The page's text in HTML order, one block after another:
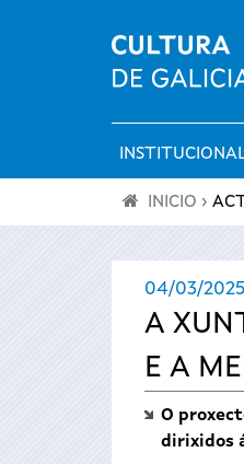
Menú
principal
está
INICIO ›
04/03/2025
A
E A
O
dirixidos